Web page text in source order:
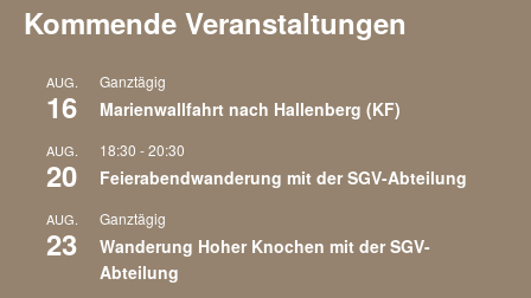
Kommende Veranstaltungen
AUG.
16
Ganztägig
Marienwallfahrt nach Hallenberg (KF)
AUG.
20
18:30 -20:30
Feierabendwanderung mit der SGV-Abteilung
AUG.
23
Ganztägig
Wanderung Hoher Knochen mit der SGV-
Abteilung